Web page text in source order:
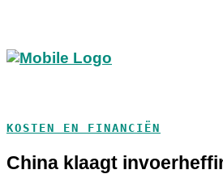
KOSTEN EN FINANCIËN
China klaagt